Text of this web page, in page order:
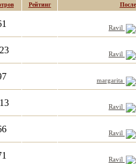
Рейтинг
Ravil
Ravil
margarita
Ravil
Ravil
Ravil